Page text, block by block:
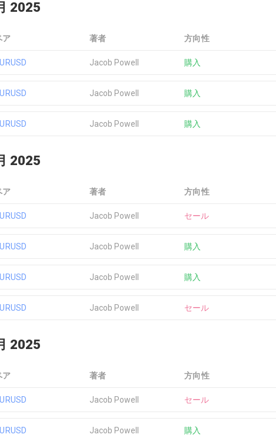
2025
ア 著者 方向性
Jacob Powell 購入
Jacob Powell 購入
Jacob Powell 購入
2025
ア 著者 方向性
Jacob Powell セール
Jacob Powell 購入
Jacob Powell 購入
Jacob Powell セール
2025
ア 著者 方向性
Jacob Powell セール
Jacob Powell 購入